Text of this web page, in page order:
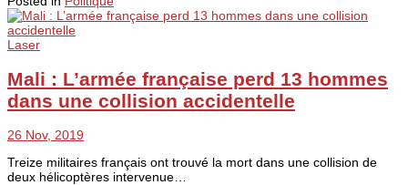
Laser
Mali : L’armée française perd 13 hommes
dans une collision accidentelle
26 Nov, 2019
Treize militaires français ont trouvé la mort dans une collision de
deux hélicoptères intervenue…